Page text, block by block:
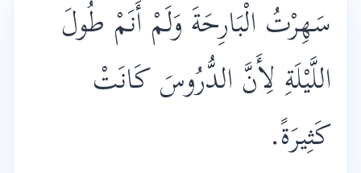
سَهِرْتُ الْبَارِحَةَ وَلَمْ أَنَمْ طُولَ
اللَّيْلَةِ لِأَنَّ الدُّرُوسَ كَانَتْ
كَثِيرَةً.